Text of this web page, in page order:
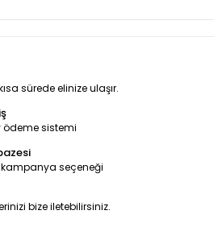
sürede elinize ulaşır.
ödeme sistemi
seçeneği
bize iletebilirsiniz.